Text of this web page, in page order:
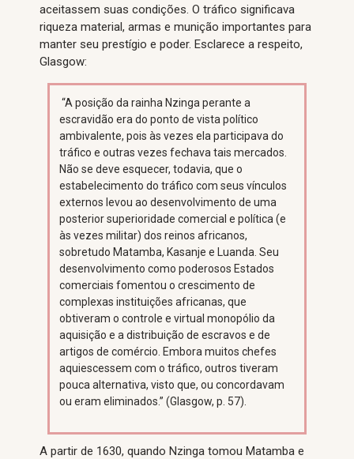
aceitassem suas condições. O tráfico significava
riqueza material, armas e munição importantes para
manter seu prestígio e poder. Esclarece a respeito,
Glasgow:
“A posição da rainha Nzinga perante a
escravidão era do ponto de vista político
ambivalente, pois às vezes ela participava do
tráfico e outras vezes fechava tais mercados.
Não se deve esquecer, todavia, que o
estabelecimento do tráfico com seus vínculos
externos levou ao desenvolvimento de uma
posterior superioridade comercial e política (e
às vezes militar) dos reinos africanos,
sobretudo Matamba, Kasanje e Luanda. Seu
desenvolvimento como poderosos Estados
comerciais fomentou o crescimento de
complexas instituições africanas, que
obtiveram o controle e virtual monopólio da
aquisição e a distribuição de escravos e de
artigos de comércio. Embora muitos chefes
aquiescessem com o tráfico, outros tiveram
pouca alternativa, visto que, ou concordavam
ou eram eliminados.” (Glasgow, p. 57).
A partir de 1630, quando Nzinga tomou Matamba e